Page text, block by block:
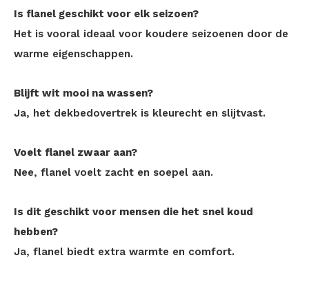
Is flanel geschikt voor elk seizoen?
Het is vooral ideaal voor koudere seizoenen door de
warme eigenschappen.
Blijft wit mooi na wassen?
Ja, het dekbedovertrek is kleurecht en slijtvast.
Voelt flanel zwaar aan?
Nee, flanel voelt zacht en soepel aan.
Is dit geschikt voor mensen die het snel koud
hebben?
Ja, flanel biedt extra warmte en comfort.